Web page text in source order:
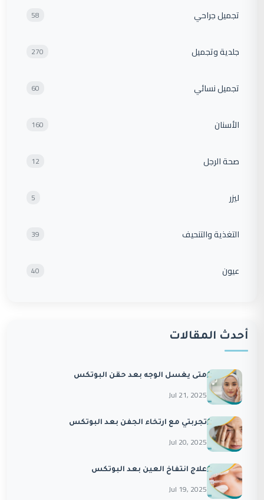
تجميل جراحي 58
جلدية وتجميل 270
تجميل نسائي 60
الأسنان 160
صحة الرجل 12
ليزر 5
التغذية والتنحيف 39
عيون 40
أحدث المقالات
متى يغسل الوجه بعد حقن البوتكس
Jul 21, 2025
تجربتي مع ارتخاء الجفن بعد البوتكس
Jul 20, 2025
علاج انتفاخ العين بعد البوتكس
Jul 19, 2025